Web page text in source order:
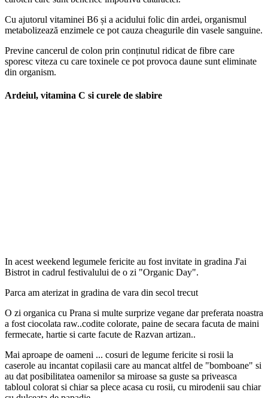
Cu ajutorul vitaminei B6 și a acidului folic din ardei, organismul
metabolizează enzimele ce pot cauza cheagurile din vasele sanguine.
Previne cancerul de colon prin conținutul ridicat de fibre care
sporesc viteza cu care toxinele ce pot provoca daune sunt eliminate
din organism.
Ardeiul, vitamina C si curele de slabire
In acest weekend legumele fericite au fost invitate in gradina J'ai
Bistrot in cadrul festivalului de o zi "Organic Day".
Parca am aterizat in gradina de vara din secol trecut
O zi organica cu Prana si multe surprize vegane dar preferata noastra
a fost ciocolata raw..codite colorate, paine de secara facuta de maini
fermecate, hartie si carte facute de Razvan artizan..
Mai aproape de oameni ... cosuri de legume fericite si rosii la
caserole au incantat copilasii care au mancat altfel de "bomboane" si
au dat posibilitatea oamenilor sa miroase sa guste sa priveasca
tabloul colorat si chiar sa plece acasa cu rosii, cu mirodenii sau chiar